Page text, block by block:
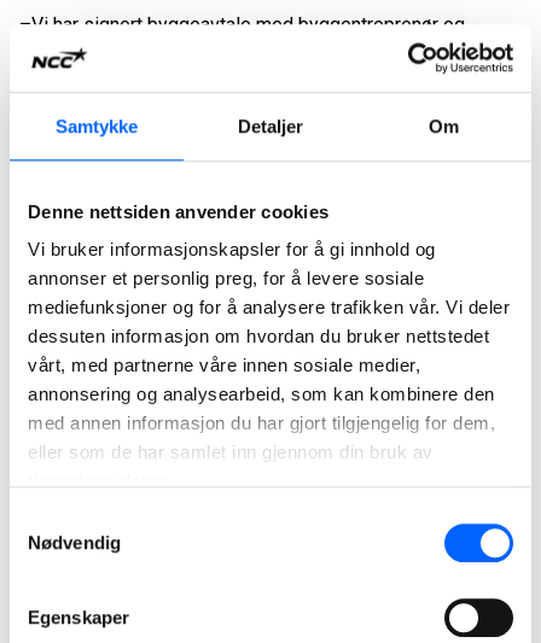
Samtykke Detaljer Om
Denne nettsiden anvender cookies
Vi bruker informasjonskapsler for å gi innhold og
annonser et personlig preg, for å levere sosiale
mediefunksjoner og for å analysere trafikken vår. Vi deler
dessuten informasjon om hvordan du bruker nettstedet
vårt, med partnerne våre innen sosiale medier,
annonsering og analysearbeid, som kan kombinere den
med annen informasjon du har gjort tilgjengelig for dem,
eller som de har samlet inn gjennom din bruk av
Nødvendig
Egenskaper
–Vi har signert byggeavtale med byggentreprenør og
forventer å starte byggingen i løpet av mars/april. Vi ser
Nytt administrasjonsbygg på Valberg:
dusj/toalett.
Bruksareal: 254 kvadratmeter.
Bilde:
Illustrasjon av nytt administrasjonsbygg Valberg pukkverk
ill:: Arkitekthuset Kragerø AS